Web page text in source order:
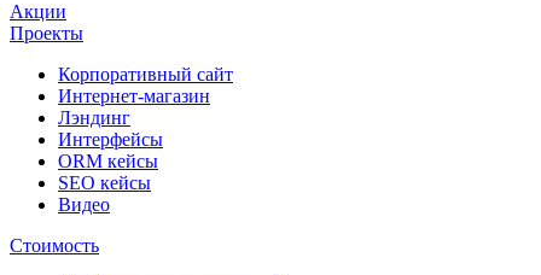
Акции
Проекты
Корпоративный сайт
Интернет-магазин
Лэндинг
Интерфейсы
ORM кейсы
SEO кейсы
Видео
Стоимость